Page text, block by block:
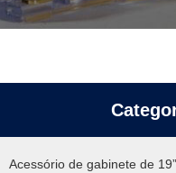
Acessório de gabinete de 19”